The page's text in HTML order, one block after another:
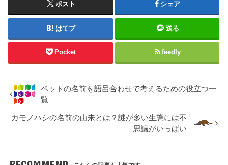
ポスト シェア
はてブ 送る
Pocket feedly
ペットの名前を語呂合わせで考えるための役立つ一
覧
カモノハシの名前の由来とは？謎が多い生態には不
思議がいっぱい